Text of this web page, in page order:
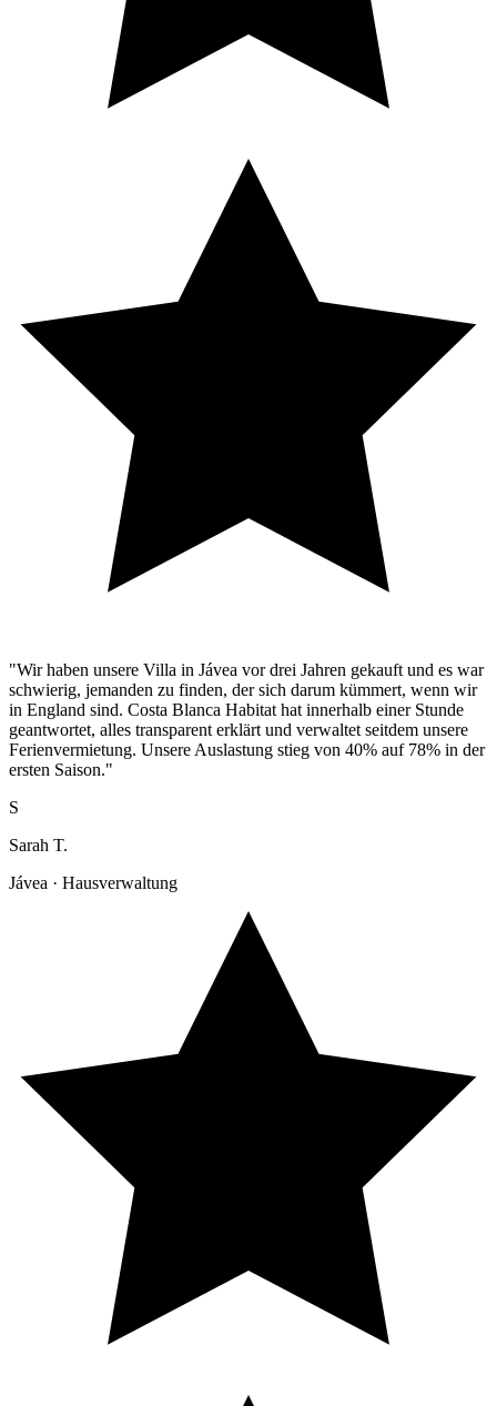
"Wir haben unsere Villa in Jávea vor drei Jahren gekauft und es war
schwierig, jemanden zu finden, der sich darum kümmert, wenn wir
in England sind. Costa Blanca Habitat hat innerhalb einer Stunde
geantwortet, alles transparent erklärt und verwaltet seitdem unsere
Ferienvermietung. Unsere Auslastung stieg von 40% auf 78% in der
ersten Saison."
S
Sarah T.
Jávea · Hausverwaltung